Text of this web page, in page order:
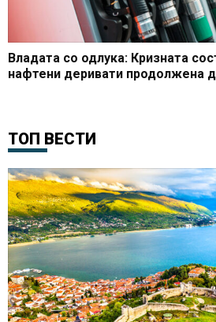
Владата со одлука: Кризната
нафтени деривати продолжена
ТОП ВЕСТИ